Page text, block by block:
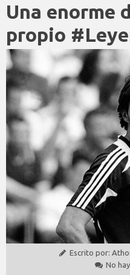
Una enorme
propio
Escrito por:
No